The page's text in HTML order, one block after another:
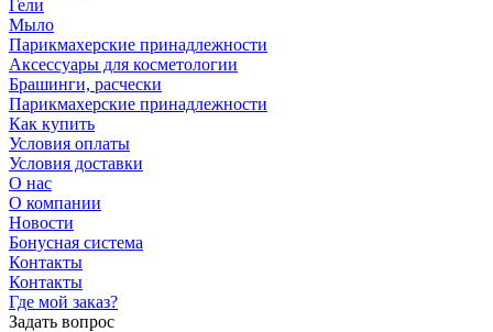
Гели
Мыло
Парикмахерские принадлежности
Аксессуары для косметологии
Брашинги, расчески
Парикмахерские принадлежности
Как купить
Условия оплаты
Условия доставки
О нас
О компании
Новости
Бонусная система
Контакты
Контакты
Где мой заказ?
Задать вопрос